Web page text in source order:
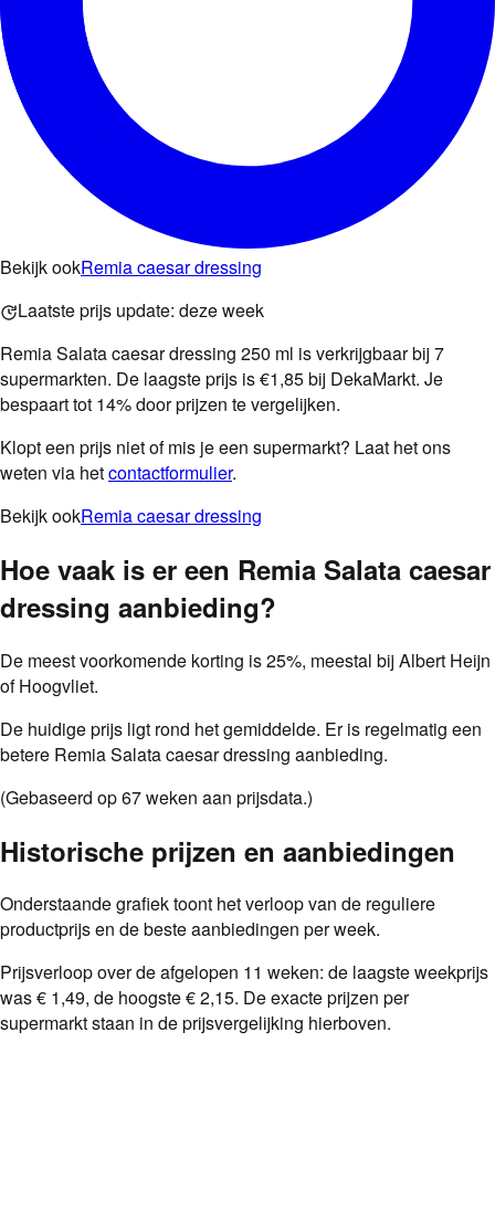
Bekijk ookRemia caesar dressing
Laatste prijs update: deze week
Remia Salata caesar dressing 250 ml is verkrijgbaar bij 7
supermarkten. De laagste prijs is €1,85 bij DekaMarkt. Je
bespaart tot 14% door prijzen te vergelijken.
Klopt een prijs niet of mis je een supermarkt? Laat het ons
weten via hetcontactformulier.
Bekijk ookRemia caesar dressing
Hoe vaak is er een Remia Salata caesar
dressing aanbieding?
De meest voorkomende korting is25%, meestal bijAlbert Heijn
of Hoogvliet.
De huidige prijs ligt rond het gemiddelde. Er is regelmatig een
betere Remia Salata caesar dressing aanbieding.
(Gebaseerd op67weken aan prijsdata.)
Historische prijzen en aanbiedingen
Onderstaande grafiek toont het verloop van de reguliere
productprijs en de beste aanbiedingen per week.
Prijsverloop over de afgelopen 11 weken: de laagste weekprijs
was€ 1,49, de hoogste€ 2,15. De exacte prijzen per
supermarkt staan in de prijsvergelijking hierboven.